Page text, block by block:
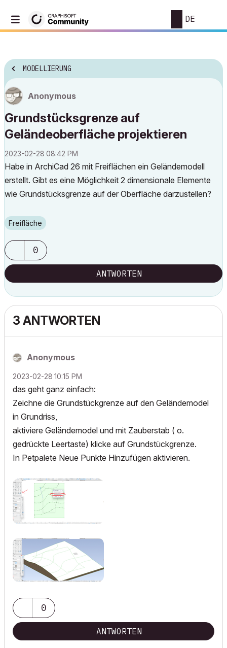
DE
MODELLIERUNG
Anonymous
Grundstücksgrenze auf
Geländeoberfläche projektieren
‎2023-02-28 08:42 PM
Habe in ArchiCad 26 mit Freiflächen ein Geländemodell
erstellt. Gibt es eine Möglichkeit 2 dimensionale Elemente
wie Grundstücksgrenze auf der Oberfläche darzustellen?
Freifläche
0
ANTWORTEN
3 ANTWORTEN
Anonymous
‎2023-02-28 10:15 PM
das geht ganz einfach:
Zeichne die Grundstückgrenze auf den Geländemodel
in Grundriss,
aktiviere Geländemodel und mit Zauberstab ( o.
gedrückte Leertaste) klicke auf Grundstückgrenze.
In Petpalete Neue Punkte Hinzufügen aktivieren.
0
ANTWORTEN